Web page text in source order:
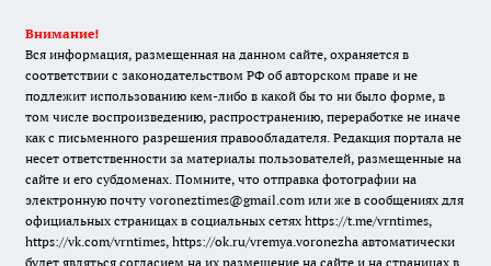
Внимание!
Вся информация, размещенная на данном сайте, охраняется в
соответствии с законодательством РФ об авторском праве и не
подлежит использованию кем-либо в какой бы то ни было форме, в
том числе воспроизведению, распространению, переработке не иначе
как с письменного разрешения правообладателя. Редакция портала не
несет ответственности за материалы пользователей, размещенные на
сайте и его субдоменах. Помните, что отправка фотографии на
электронную почту voroneztimes@gmail.com или же в сообщениях для
официальных страницах в социальных сетях https://t.me/vrntimes,
https://vk.com/vrntimes, https://ok.ru/vremya.voronezha автоматически
будет являться согласием на их размещение на сайте и на страницах в